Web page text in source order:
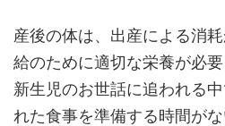
産後の体は、出産による消
給のために適切な栄養が必要
新生児のお世話に追われる
れた食事を準備する時間が